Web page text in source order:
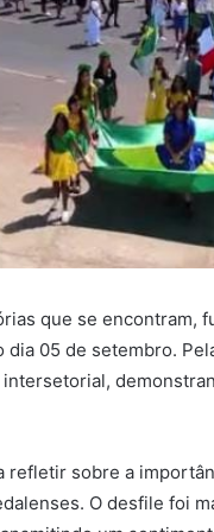
que se encontram,
05 de setembro.
refletir sobre a
O desfile foi